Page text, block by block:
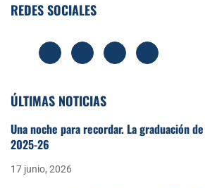
REDES SOCIALES
ÚLTIMAS NOTICIAS
Una noche para recordar. La graduación
2025-26
17 junio, 2026